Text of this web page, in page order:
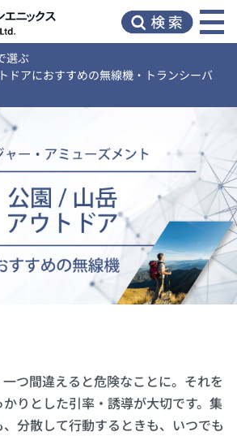
選ぶ
ドアにおすすめの無線機・トランシーバ
つ間違えると危険なことに。それを
りとした引率・誘導が大切です。集
分散して行動するときも、いつでも